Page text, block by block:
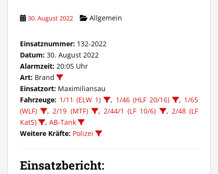
30. August 2022 Allgemein
Einsatznummer: 132-2022
Datum: 30. August 2022
Alarmzeit: 20:05 Uhr
Art: Brand
Einsatzort: Maximiliansau
Fahrzeuge: 1/11 (ELW 1) , 1/46 (HLF 20/16) , 1/65
(WLF)
,2/19 (MTF) ,2/44/1 (LF 10/6) , 2/48 (LF
KatS)
, AB-Tank
Weitere Kräfte: Polizei
Einsatzbericht: